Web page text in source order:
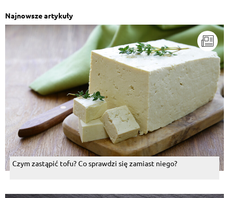
Najnowsze artykuły
Czym zastąpić tofu? Co sprawdzi się zamiast niego?